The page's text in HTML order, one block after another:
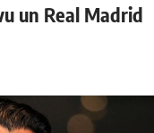
un Real Madrid